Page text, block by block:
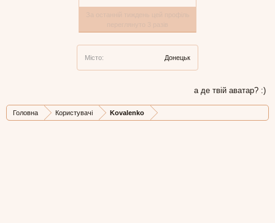
Місто: Донецьк
а де твій аватар? :)
Головна Користувачі Kovalenko